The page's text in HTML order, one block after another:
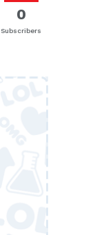
0
Subscribers